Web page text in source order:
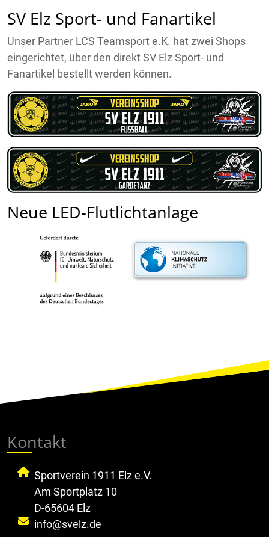
SV Elz Sport- und Fanartikel
Unser Partner LCS Teamsport e.K. hat zwei Shops
eingerichtet, über den direkt SV Elz Sport- und
Fanartikel bestellt werden können.
Neue LED-Flutlichtanlage
Kontakt
Sportverein 1911 Elz e.V.
Am Sportplatz 10
D-65604 Elz
info@svelz.de